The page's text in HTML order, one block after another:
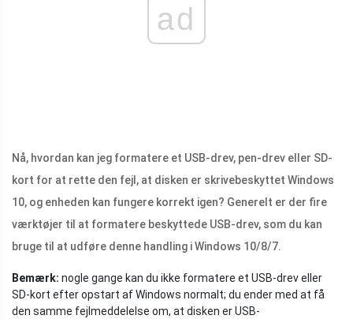
ad
Nå, hvordan kan jeg formatere et USB-drev, pen-drev eller SD-
kort for at rette den fejl, at disken er skrivebeskyttet Windows
10, og enheden kan fungere korrekt igen? Generelt er der fire
værktøjer til at formatere beskyttede USB-drev, som du kan
bruge til at udføre denne handling i Windows 10/8/7.
Bemærk: nogle gange kan du ikke formatere et USB-drev eller
SD-kort efter opstart af Windows normalt; du ender med at få
den samme fejlmeddelelse om, at disken er USB-